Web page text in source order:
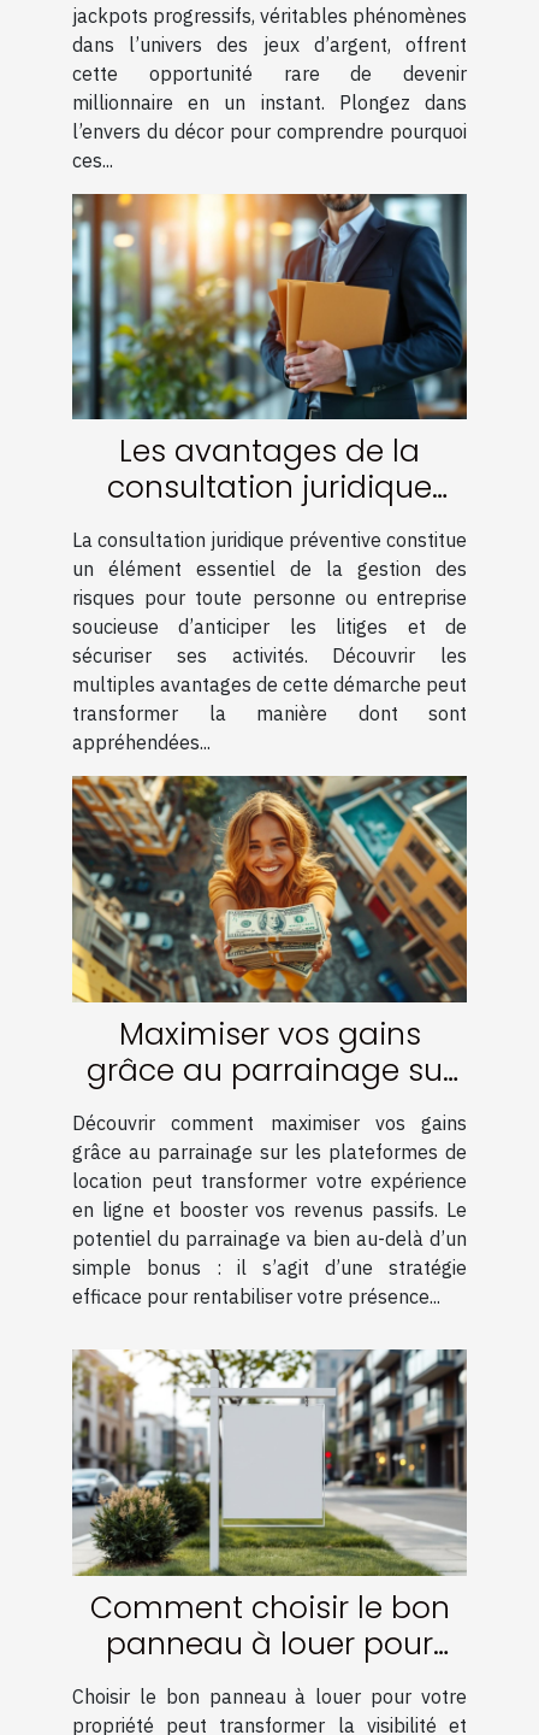
jackpots progressifs, véritables phénomènes
dans l’univers des jeux d’argent, offrent
cette opportunité rare de devenir
millionnaire en un instant. Plongez dans
l’envers du décor pour comprendre pourquoi
ces...
Les avantages de la
consultation juridique
préventive
La consultation juridique préventive constitue
un élément essentiel de la gestion des
risques pour toute personne ou entreprise
soucieuse d’anticiper les litiges et de
sécuriser ses activités. Découvrir les
multiples avantages de cette démarche peut
transformer la manière dont sont
appréhendées...
Maximiser vos gains
grâce au parrainage sur
les plateformes de
location
Découvrir comment maximiser vos gains
grâce au parrainage sur les plateformes de
location peut transformer votre expérience
en ligne et booster vos revenus passifs. Le
potentiel du parrainage va bien au-delà d’un
simple bonus : il s’agit d’une stratégie
efficace pour rentabiliser votre présence...
Comment choisir le bon
panneau à louer pour
votre propriété
Choisir le bon panneau à louer pour votre
propriété peut transformer la visibilité et